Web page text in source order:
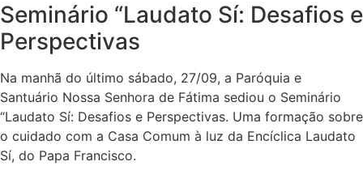
Seminário “Laudato Sí: Desafios e
Perspectivas
Na manhã do último sábado, 27/09, a Paróquia e
Santuário Nossa Senhora de Fátima sediou o Seminário
“Laudato Sí: Desafios e Perspectivas. Uma formação sobre
o cuidado com a Casa Comum à luz da Encíclica Laudato
Sí, do Papa Francisco.